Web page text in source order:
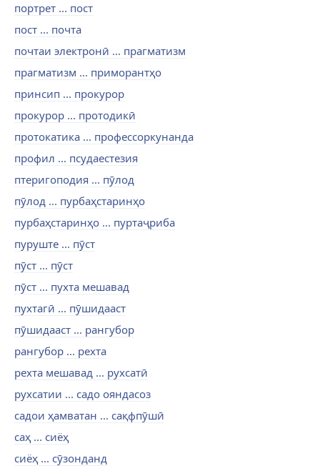
портрет ... пост
пост ... почта
почтаи электронӣ ... прагматизм
прагматизм ... приморантҳо
принсип ... прокурор
прокурор ... протодикӣ
протокатика ... профессоркунанда
профил ... псудаестезия
птеригоподия ... пӯлод
пӯлод ... пурбаҳстаринҳо
пурбаҳстаринҳо ... пуртаҷриба
пуруште ... пӯст
пӯст ... пӯст
пӯст ... пухта мешавад
пухтагӣ ... пӯшидааст
пӯшидааст ... рангубор
рангубор ... рехта
рехта мешавад ... рухсатӣ
рухсатии ... садо ояндасоз
садои ҳамватан ... сақфпӯшӣ
саҳ ... сиёҳ
сиёҳ ... сӯзонданд